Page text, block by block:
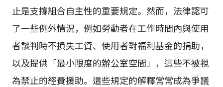
止是支撐組合自主性的重要規定。然而，法律認可
了一些例外情況，例如勞動者在工作時間內與使用
者談判時不損失工資、使用者對福利基金的捐助，
以及提供「最小限度的辦公室空間」，這些不被視
為禁止的經費援助。這些規定的解釋常常成為爭議